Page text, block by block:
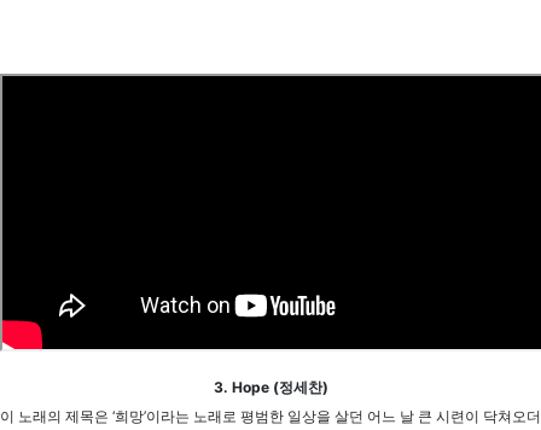
3. Hope (정세찬)
이 노래의 제목은 ‘희망’이라는 노래로 평범한 일상을 살던 어느 날 큰 시련이 닥쳐오더